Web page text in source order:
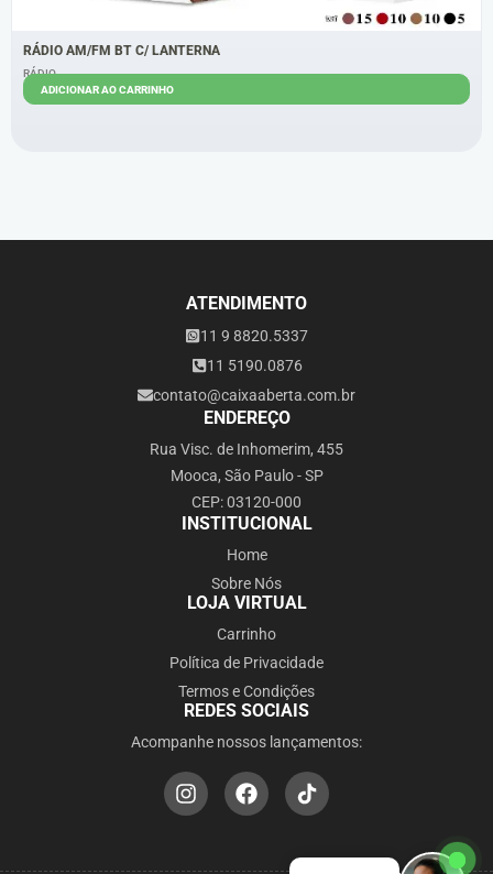
RÁDIO AM/FM BT C/ LANTERNA
RÁDIO
ADICIONAR AO CARRINHO
ATENDIMENTO
11 9 8820.5337
11 5190.0876
contato@caixaaberta.com.br
ENDEREÇO
Rua Visc. de Inhomerim, 455
Mooca, São Paulo - SP
CEP: 03120-000
INSTITUCIONAL
Home
Sobre Nós
LOJA VIRTUAL
Carrinho
Política de Privacidade
Termos e Condições
REDES SOCIAIS
Acompanhe nossos lançamentos: